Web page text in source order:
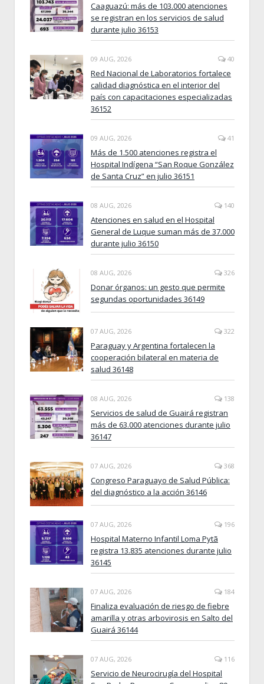
Caaguazú: más de 103.000 atenciones
se registran en los servicios de salud
durante julio 36153
09 AUG, 2026 40
Red Nacional de Laboratorios fortalece
calidad diagnóstica en el interior del
país con capacitaciones especializadas
36152
09 AUG, 2026 41
Más de 1.500 atenciones registra el
Hospital Indígena “San Roque González
de Santa Cruz” en julio 36151
08 AUG, 2026 140
Atenciones en salud en el Hospital
General de Luque suman más de 37.000
durante julio 36150
08 AUG, 2026 326
Donar órganos: un gesto que permite
segundas oportunidades 36149
07 AUG, 2026 322
Paraguay y Argentina fortalecen la
cooperación bilateral en materia de
salud 36148
08 AUG, 2026 138
Servicios de salud de Guairá registran
más de 63.000 atenciones durante julio
36147
07 AUG, 2026 368
Congreso Paraguayo de Salud Pública:
del diagnóstico a la acción 36146
07 AUG, 2026 196
Hospital Materno Infantil Loma Pytã
registra 13.835 atenciones durante julio
36145
07 AUG, 2026 184
Finaliza evaluación de riesgo de fiebre
amarilla y otras arbovirosis en Salto del
Guairá 36144
07 AUG, 2026 116
Servicio de Neurocirugía del Hospital